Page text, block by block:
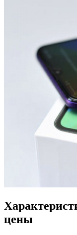
цены